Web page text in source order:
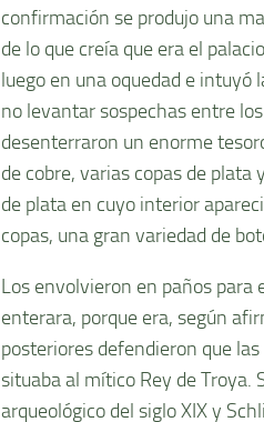
confirmación se produjo una
de lo que creía que era el
luego en una oquedad e intuyó
no levantar sospechas entre
desenterraron un enorme
de cobre, varias copas de
de plata en cuyo interior
copas, una gran variedad de
Los envolvieron en paños para
enterara, porque era, según
posteriores defendieron que
situaba al mítico Rey de Troya.
arqueológico del siglo XIX y